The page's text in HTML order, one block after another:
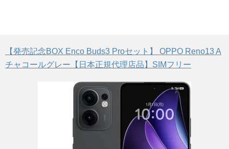
【発売記念BOX Enco Buds3 Proセット】 OPPO Reno13 A
チャコールグレー【日本正規代理店品】SIMフリー